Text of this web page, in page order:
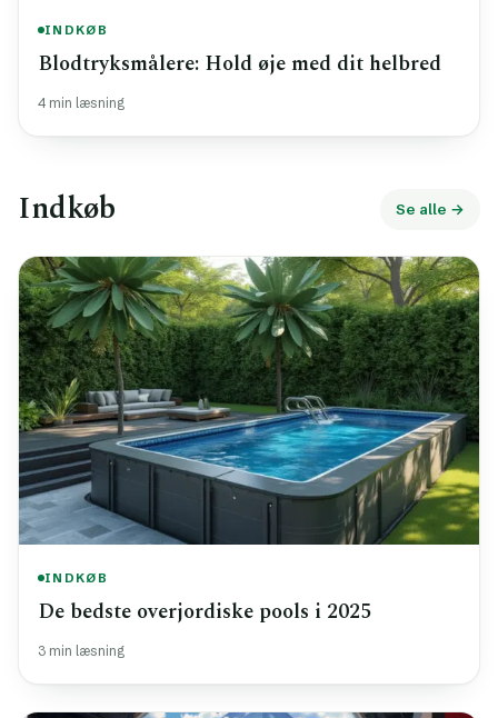
INDKØB
Blodtryksmålere: Hold øje med dit helbred
4 min læsning
Indkøb Se alle →
INDKØB
De bedste overjordiske pools i 2025
3 min læsning